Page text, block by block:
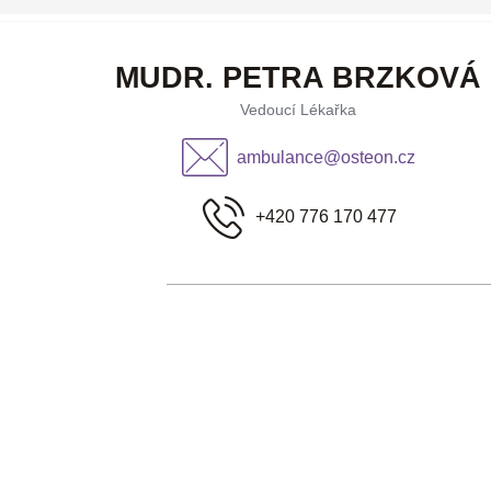
MUDR. PETRA BRZKOVÁ
Vedoucí Lékařka
ambulance@osteon.cz
+420 776 170 477